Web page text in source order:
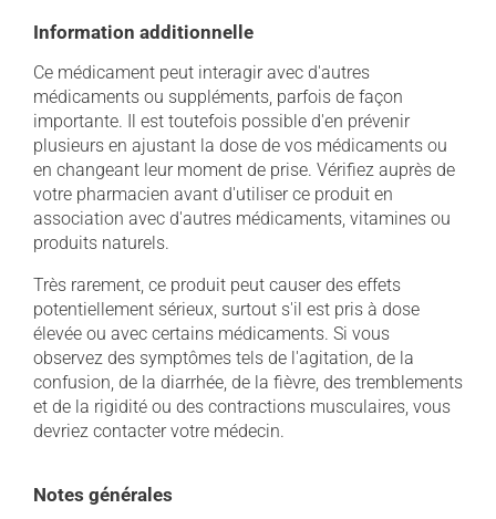
Information additionnelle
Ce médicament peut interagir avec d'autres
médicaments ou suppléments, parfois de façon
importante. Il est toutefois possible d'en prévenir
plusieurs en ajustant la dose de vos médicaments ou
en changeant leur moment de prise. Vérifiez auprès de
votre pharmacien avant d'utiliser ce produit en
association avec d'autres médicaments, vitamines ou
produits naturels.
Très rarement, ce produit peut causer des effets
potentiellement sérieux, surtout s'il est pris à dose
élevée ou avec certains médicaments. Si vous
observez des symptômes tels de l'agitation, de la
confusion, de la diarrhée, de la fièvre, des tremblements
et de la rigidité ou des contractions musculaires, vous
devriez contacter votre médecin.
Notes générales